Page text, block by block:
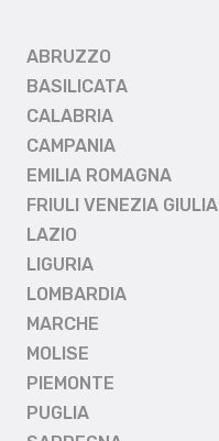
ABRUZZO
BASILICATA
CALABRIA
CAMPANIA
EMILIA ROMAGNA
FRIULI VENEZIA GIULIA
LAZIO
LIGURIA
LOMBARDIA
MARCHE
MOLISE
PIEMONTE
PUGLIA